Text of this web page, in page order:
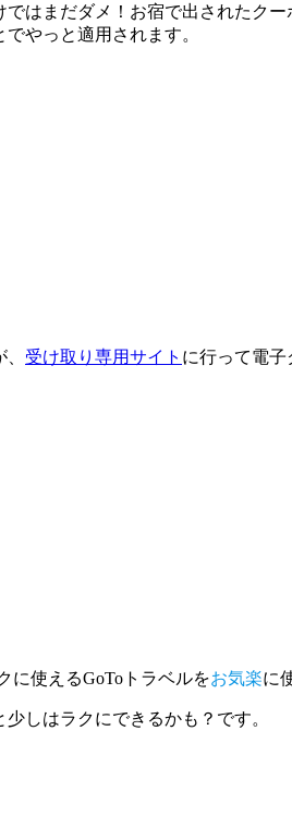
はまだダメ！お宿で出されたク
やっと適用されます。
受け取り専用サイト に行って電
に使えるGoToトラベルをお気楽に
しはラクにできるかも？です。